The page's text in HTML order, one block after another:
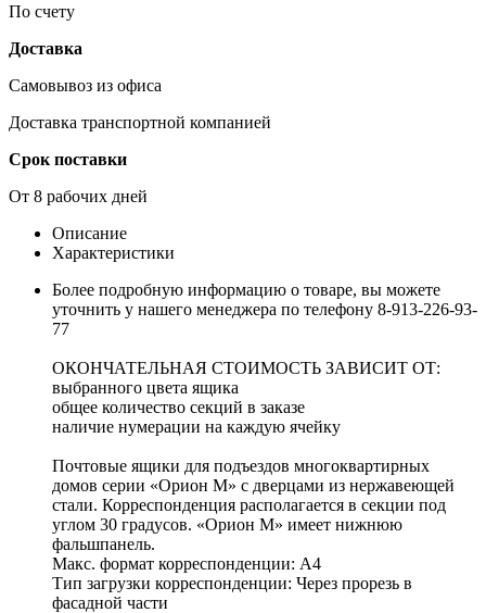
По счету
Доставка
Самовывоз из офиса
Доставка транспортной компанией
Срок поставки
От 8 рабочих дней
Описание
Характеристики
Более подробную информацию о товаре, вы можете
уточнить у нашего менеджера по телефону 8-913-226-93-
77
ОКОНЧАТЕЛЬНАЯ СТОИМОСТЬ ЗАВИСИТ ОТ:
выбранного цвета ящика
общее количество секций в заказе
наличие нумерации на каждую ячейку
Почтовые ящики для подъездов многоквартирных
домов серии «Орион М» с дверцами из нержавеющей
стали. Корреспонденция располагается в секции под
углом 30 градусов. «Орион М» имеет нижнюю
фальшпанель.
Макс. формат корреспонденции: А4
Тип загрузки корреспонденции: Через прорезь в
фасадной части